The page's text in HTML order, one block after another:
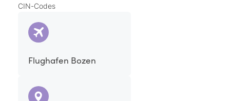
CIN-Codes
Flughafen Bozen